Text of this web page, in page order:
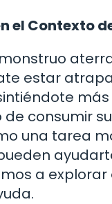
el Contexto
estar
consumir
una tarea
a